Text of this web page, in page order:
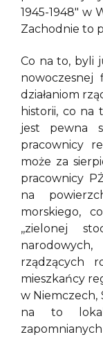
1945-1948″ w
Zachodnie
Co na to, byli
nowoczesnej
działaniom
historii, co na
jest pewna
pracownicy
może za
pracownicy
na
morskiego,
,,zielonej
rządzących
mieszkańcy
w Niemczech,
na to